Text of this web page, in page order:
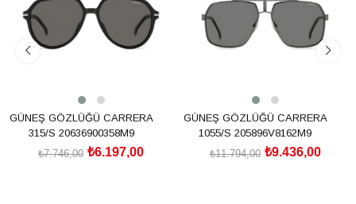
GÜNEŞ GÖZLÜĞÜ CARRERA
315/S 20636900358M9
₺6.197,00
₺7.746,00
GÜNEŞ GÖZLÜĞÜ CARRERA
1055/S 205896V8162M9
₺9.436,00
₺11.794,00